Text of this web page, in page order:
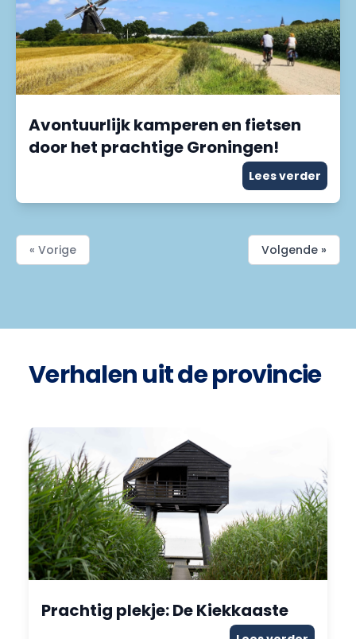
Avontuurlijk kamperen en fietsen
door het prachtige Groningen!
Lees verder
« Vorige Volgende »
Verhalen uit de provincie
Prachtig plekje: De Kiekkaaste